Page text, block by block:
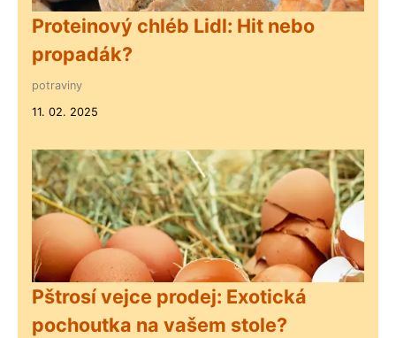
Proteinový chléb Lidl: Hit nebo
propadák?
potraviny
11. 02. 2025
Pštrosí vejce prodej: Exotická
pochoutka na vašem stole?